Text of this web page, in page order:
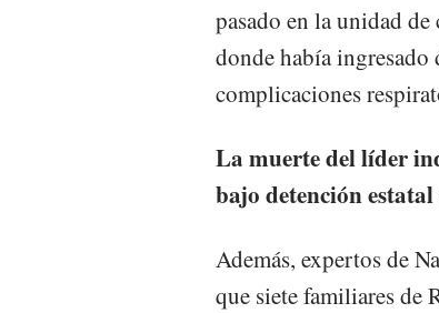
pasado en la unidad
donde había ingresado
complicaciones
La muerte del líder
bajo detención
Además, expertos de
que siete familiares de